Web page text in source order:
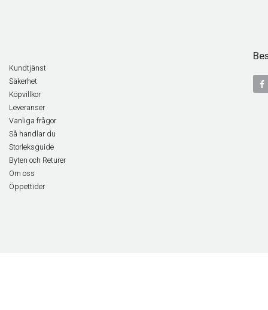
Kundtjänst
Säkerhet
Köpvillkor
Leveranser
Vanliga frågor
Så handlar du
Storleksguide
Byten och Returer
Om oss
Öppettider